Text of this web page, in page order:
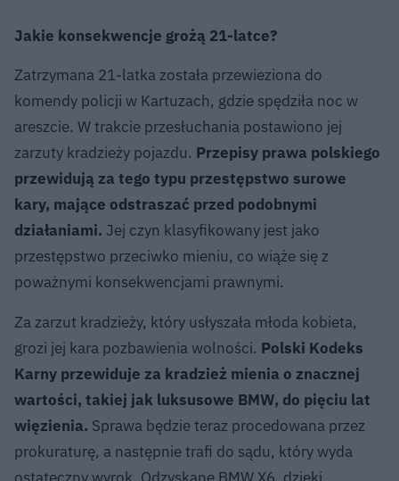
Jakie konsekwencje grożą 21-latce?
Zatrzymana 21-latka została przewieziona do
komendy policji w Kartuzach, gdzie spędziła noc w
areszcie. W trakcie przesłuchania postawiono jej
zarzuty kradzieży pojazdu. Przepisy prawa polskiego
przewidują za tego typu przestępstwo surowe
kary, mające odstraszać przed podobnymi
działaniami. Jej czyn klasyfikowany jest jako
przestępstwo przeciwko mieniu, co wiąże się z
poważnymi konsekwencjami prawnymi.
Za zarzut kradzieży, który usłyszała młoda kobieta,
grozi jej kara pozbawienia wolności. Polski Kodeks
Karny przewiduje za kradzież mienia o znacznej
wartości, takiej jak luksusowe BMW, do pięciu lat
więzienia. Sprawa będzie teraz procedowana przez
prokuraturę, a następnie trafi do sądu, który wyda
ostateczny wyrok. Odzyskane BMW X6, dzięki